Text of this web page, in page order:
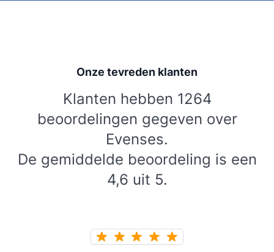
Onze tevreden klanten
Klanten hebben 1264
beoordelingen gegeven over
Evenses.
De gemiddelde beoordeling is een
4,6 uit 5.